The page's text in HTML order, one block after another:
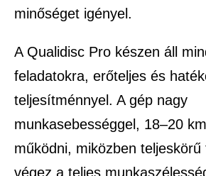
minőséget igényel.
A Qualidisc Pro készen áll
feladatokra, erőteljes és
teljesítménnyel. A gép nagy
munkasebességgel, 18–20
működni, miközben
végez a teljes